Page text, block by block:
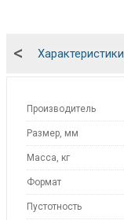
Характеристики
<
Производитель
Размер, мм
Масса, кг
Формат
Пустотность